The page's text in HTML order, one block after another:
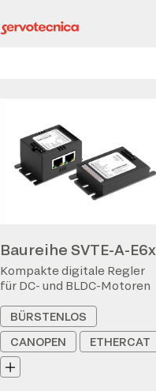
Baureihe SVTE-A-E6x
Kompakte digitale Regler
für DC- und BLDC-Motoren
BÜRSTENLOS
CANOPEN
ETHERCAT